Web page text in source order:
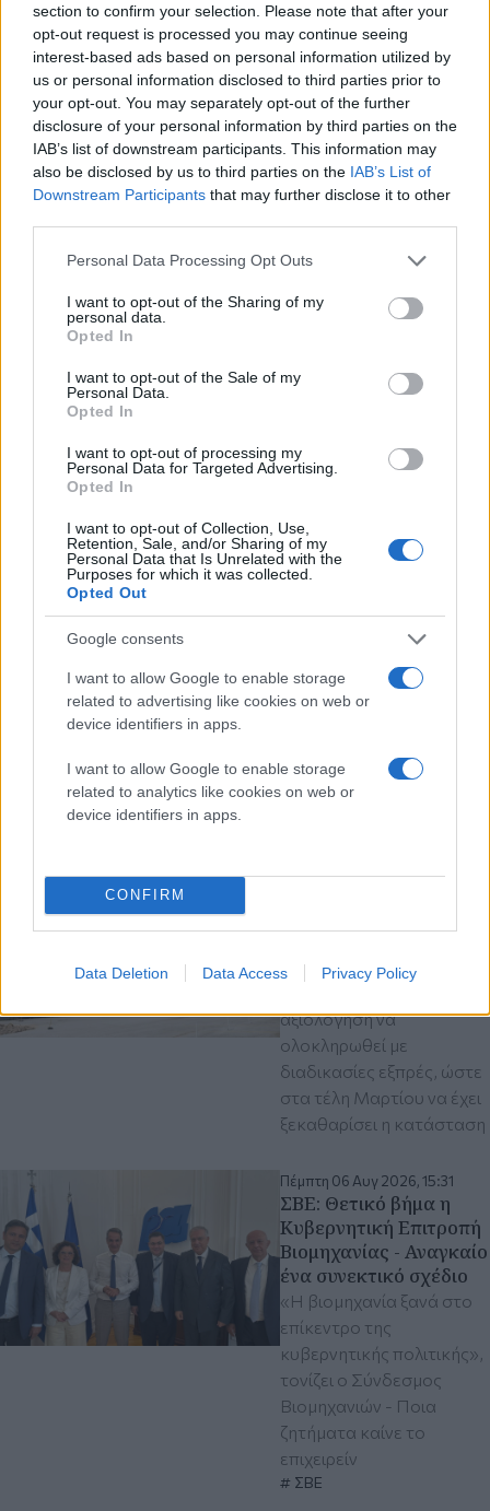
section to confirm your selection. Please note that after your
opt-out request is processed you may continue seeing
interest-based ads based on personal information utilized by
us or personal information disclosed to third parties prior to
your opt-out. You may separately opt-out of the further
disclosure of your personal information by third parties on the
IAB’s list of downstream participants. This information may
also be disclosed by us to third parties on the IAB’s List of
Downstream Participants that may further disclose it to other
Please note that this website/app uses one or more Google
not limited to your visit or usage behaviour. You may click to
grant or deny consent to Google and its third-party tags to
use your data for below specified purposes in below Google
consent section.
Personal Data Processing Opt Outs
I want to opt-out of the Sharing of my
personal data.
Opted In
I want to opt-out of the Sale of my
Personal Data.
Opted In
I want to opt-out of processing my
Personal Data for Targeted Advertising.
Opted In
I want to opt-out of Collection, Use,
Retention, Sale, and/or Sharing of my
Personal Data that Is Unrelated with the
Purposes for which it was collected.
Opted Out
Google consents
I want to allow Google to enable storage
related to advertising like cookies on web or
device identifiers in apps.
I want to allow Google to enable storage
related to analytics like cookies on web or
device identifiers in apps.
CONFIRM
Data Deletion Data Access Privacy Policy
Διαβάστε περισσότερα
Πέμπτη 14 Φεβ 2019, 12:51
για την πώλησή της
αξιολόγηση να
ολοκληρωθεί με
διαδικασίες εξπρές, ώστε
στα τέλη Μαρτίου να έχει
ξεκαθαρίσει η κατάσταση
Πέμπτη 06 Αυγ 2026, 15:31
ΣΒΕ: Θετικό βήμα η
Κυβερνητική Επιτροπή
Βιομηχανίας - Αναγκαίο
ένα συνεκτικό σχέδιο
«Η βιομηχανία ξανά στο
επίκεντρο της
κυβερνητικής πολιτικής»,
τονίζει ο Σύνδεσμος
Βιομηχανιών - Ποια
ζητήματα καίνε το
επιχειρείν
ΣΒΕ